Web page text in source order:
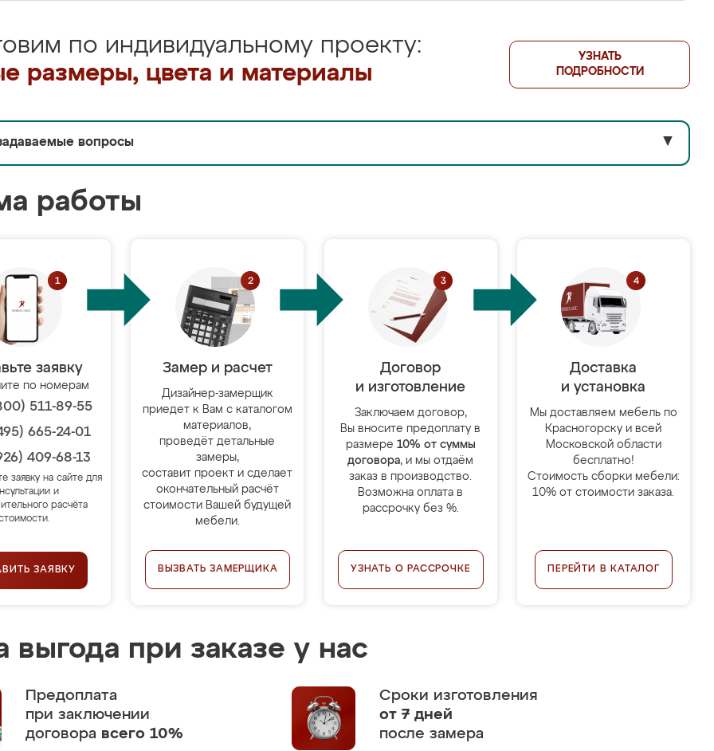
по индивидуальному проекту:
размеры, цвета и материалы
УЗНАТЬ
ПОДРОБНОСТИ
вопросы ▼
работы
заявку
по номерам
511-89-55
665-24-01
409-68-13
заявку на сайте для
и
расчёта
ЗАЯВКУ
Замер и расчет
Дизайнер-замерщик
приедет к Вам с каталогом
материалов,
проведёт детальные
замеры,
составит проект и сделает
окончательный расчёт
стоимости Вашей будущей
мебели.
ВЫЗВАТЬ ЗАМЕРЩИКА
Договор
и изготовление
Заключаем договор,
Вы вносите предоплату в
размере 10% от суммы
договора, и мы отдаём
заказ в производство.
Возможна оплата в
рассрочку без %.
УЗНАТЬ О РАССРОЧКЕ
Доставка
и установка
Мы доставляем мебель по
Красногорску и всей
Московской области
бесплатно!
Стоимость сборки мебели:
10% от стоимости заказа.
ПЕРЕЙТИ В КАТАЛОГ
выгода при заказе у нас
Предоплата
при заключении
договора всего 10%
Сроки изготовления
от 7 дней
после замера